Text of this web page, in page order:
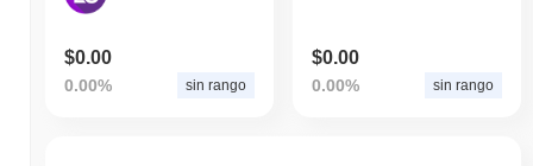
$0.00
0.00% sin rango
$0.00
0.00% sin rango